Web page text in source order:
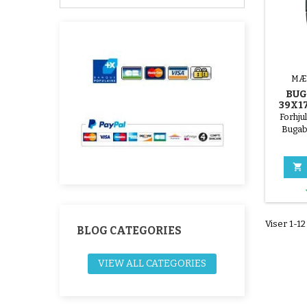
BLOG CATEGORIES
VIEW ALL CATEGORIES
dæk,

Viser 1-